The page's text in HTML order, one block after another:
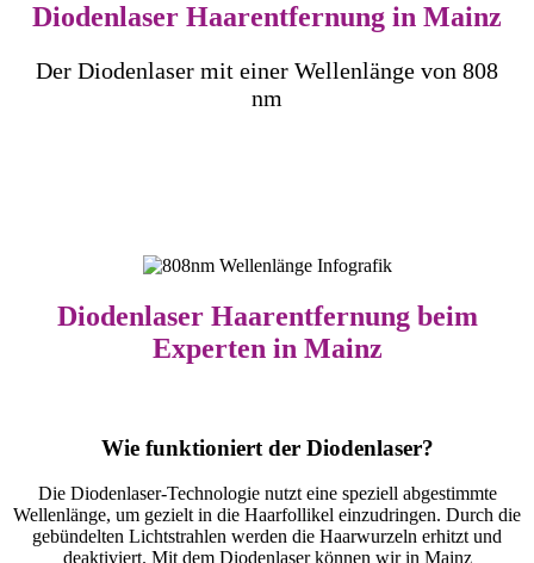
Diodenlaser Haarentfernung in Mainz
Der Diodenlaser mit einer Wellenlänge von 808
nm
Diodenlaser Haarentfernung beim
Experten in Mainz
Wie funktioniert der Diodenlaser?
Die Diodenlaser-Technologie nutzt eine speziell abgestimmte
Wellenlänge, um gezielt in die Haarfollikel einzudringen. Durch die
gebündelten Lichtstrahlen werden die Haarwurzeln erhitzt und
deaktiviert. Mit dem Diodenlaser können wir in Mainz